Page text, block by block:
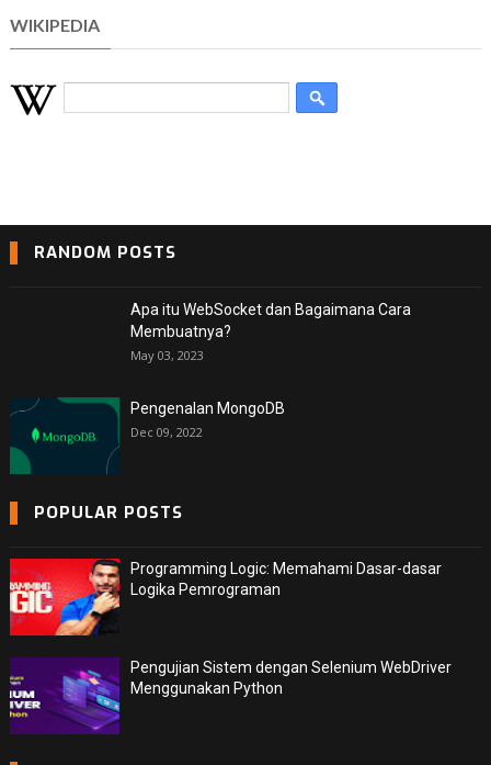
WIKIPEDIA
RANDOM POSTS
Apa itu WebSocket dan Bagaimana Cara
Membuatnya?
May 03, 2023
Pengenalan MongoDB
Dec 09, 2022
POPULAR POSTS
Programming Logic: Memahami Dasar-dasar
Logika Pemrograman
Pengujian Sistem dengan Selenium WebDriver
Menggunakan Python